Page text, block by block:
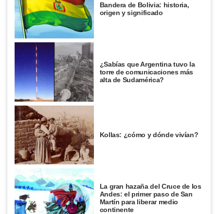
Bandera de Bolivia: historia,
origen y significado
¿Sabías que Argentina tuvo la
torre de comunicaciones más
alta de Sudamérica?
Kollas: ¿cómo y dónde vivían?
La gran hazaña del Cruce de los
Andes: el primer paso de San
Martín para liberar medio
continente